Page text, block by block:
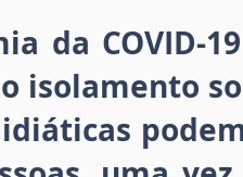
da COVID-
isolamento